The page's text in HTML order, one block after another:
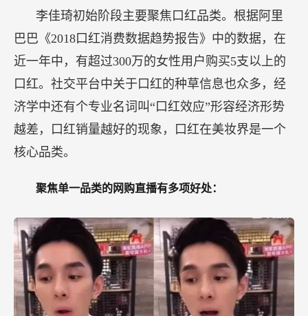
李佳琦初始阶段主要聚焦口红品类。根据阿里
巴巴《2018口红消费数据趋势报告》中的数据，在
近一年中，有超过300万的女性用户购买5支以上的
口红。社交平台中关于口红的种草信息也众多，经
济学中还有个专业名词叫“口红效应”形容经济形势
越差，口红销量越好的现象，口红在美妆界是一个
核心品类。
聚焦单一品类的网购直播有多项好处：